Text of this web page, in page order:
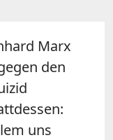
Marx
den
uns